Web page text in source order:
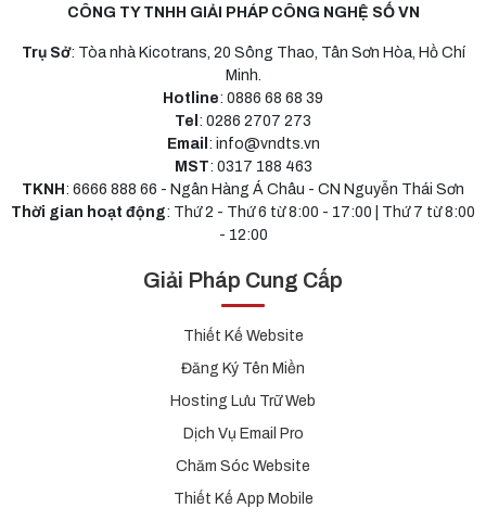
CÔNG TY TNHH GIẢI PHÁP CÔNG NGHỆ SỐ VN
Trụ Sở: Tòa nhà Kicotrans, 20 Sông Thao, Tân Sơn Hòa, Hồ Chí
Minh.
Hotline: 0886 68 68 39
Tel : 0286 2707 273
Email : info@vndts.vn
MST: 0317 188 463
TKNH: 6666 888 66 - Ngân Hàng Á Châu - CN Nguyễn Thái Sơn
Thời gian hoạt động: Thứ 2 - Thứ 6 từ 8:00 - 17:00 | Thứ 7 từ 8:00
- 12:00
Giải Pháp Cung Cấp
Thiết Kế Website
Đăng Ký Tên Miền
Hosting Lưu Trữ Web
Dịch Vụ Email Pro
Chăm Sóc Website
Thiết Kế App Mobile